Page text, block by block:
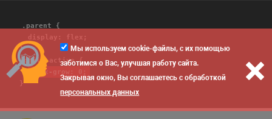
.parent {
display: flex;
}
.child-active {
flex-grow: 0;
}
Мы используем cookie-файлы, с их помощью
заботимся о Вас, улучшая работу сайта.
Закрывая окно, Вы соглашаетесь с обработкой
персональных данных